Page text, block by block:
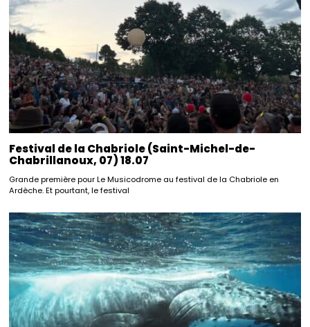
Festival de la Chabriole (Saint-Michel-de-
Chabrillanoux, 07) 18.07
Grande première pour Le Musicodrome au festival de la Chabriole en
Ardèche. Et pourtant, le festival